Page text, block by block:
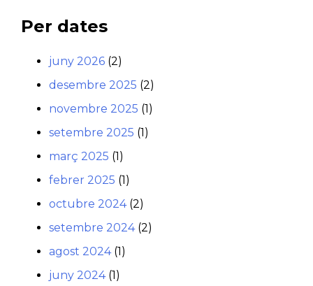
Per dates
juny 2026 (2)
desembre 2025 (2)
novembre 2025 (1)
setembre 2025 (1)
març 2025 (1)
febrer 2025 (1)
octubre 2024(2)
setembre 2024(2)
agost 2024(1)
juny 2024(1)